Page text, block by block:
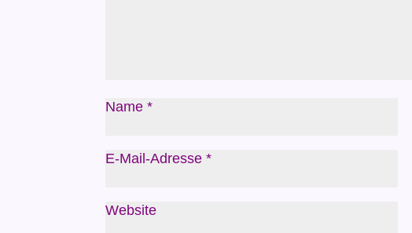
Name*
E-Mail-Adresse*
Website